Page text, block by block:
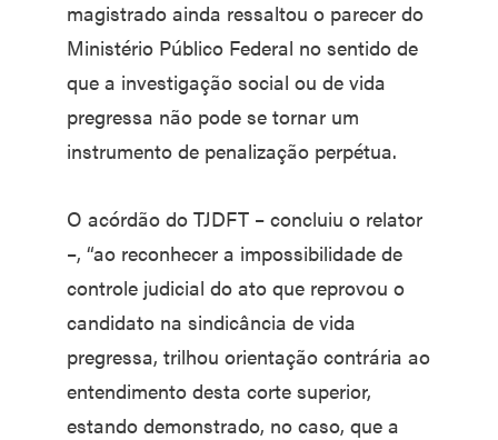
magistrado ainda ressaltou o parecer do
Ministério Público Federal no sentido de
que a investigação social ou de vida
pregressa não pode se tornar um
instrumento de penalização perpétua.
O acórdão do TJDFT – concluiu o relator
–, “ao reconhecer a impossibilidade de
controle judicial do ato que reprovou o
candidato na sindicância de vida
pregressa, trilhou orientação contrária ao
entendimento desta corte superior,
estando demonstrado, no caso, que a